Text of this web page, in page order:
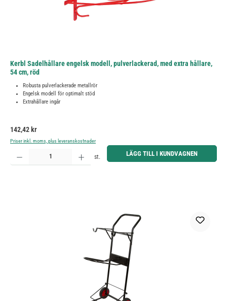
Kerbl Sadelhållare engelsk modell, pulverlackerad, med extra hållare,
54 cm, röd
Robusta pulverlackerade metallrör
Engelsk modell för optimalt stöd
Extrahållare ingår
Ordinarie pris:
142,42 kr
Priser inkl. moms, plus leveranskostnader
Produktkvantitet: Ange önskat belopp eller använd knapparna för att öka eller minska kvantiteten.
st. LÄGG TILL I KUNDVAGNEN